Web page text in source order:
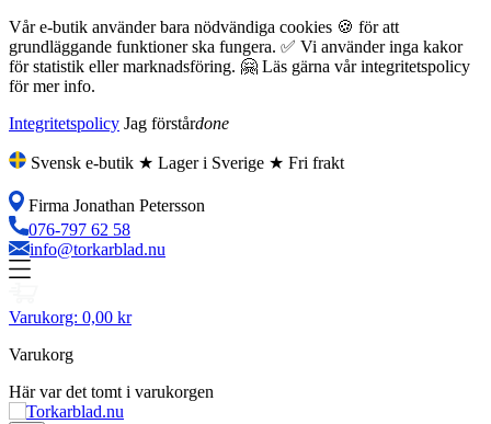
Vår e-butik använder bara nödvändiga cookies 🍪 för att
grundläggande funktioner ska fungera. ✅ Vi använder inga kakor
för statistik eller marknadsföring. 🤗 Läs gärna vår integritetspolicy
för mer info.
Integritetspolicy Jag förstårdone
Svensk e-butik ★ Lager i Sverige ★ Fri frakt
Firma Jonathan Petersson
076-797 62 58
info@torkarblad.nu
Varukorg: 0,00 kr
Varukorg
Här var det tomt i varukorgen